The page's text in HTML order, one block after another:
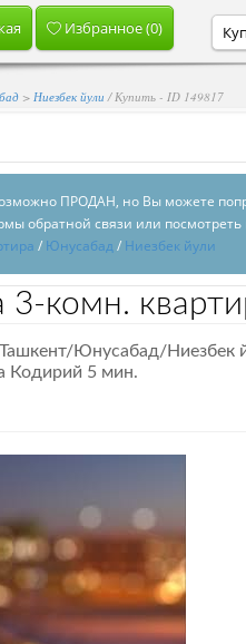
Избранное (0)
> Ниезбек йули / Купить - ID 149817
ПРОДАН, но Вы можете
обратной связи или
/ Юнусабад/ Ниезбек йули
3-комн.
Юнусабад/Ниезбек
Кодирий 5 мин.